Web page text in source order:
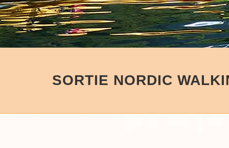
SORTIE NORDIC